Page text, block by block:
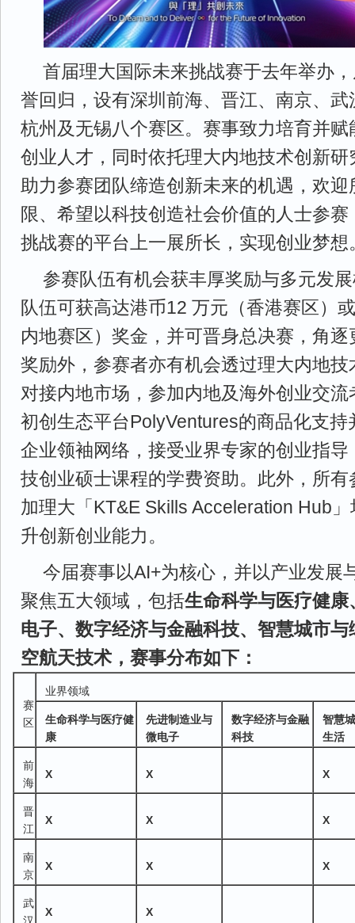
首届理大国际未来挑战赛于去年举办
誉回归，设有深圳前海、晋江、南京、
杭州及无锡八个赛区。赛事致力培育并
创业人才，同时依托理大内地技术创新
助力参赛团队缔造创新未来的机遇，欢
限、希望以科技创造社会价值的人士参
挑战赛的平台上一展所长，实现创业梦想
参赛队伍有机会获丰厚奖励与多元发
队伍可获高达港币12 万元（香港赛区）
内地赛区）奖金，并可晋身总决赛，角
奖励外，参赛者亦有机会透过理大内地
对接内地市场，参加内地及海外创业交
初创生态平台PolyVentures的商品化支
企业领袖网络，接受业界专家的创业指
技创业硕士课程的学费资助。此外，所
加理大「KT&E Skills Acceleration Hub
升创新创业能力。
今届赛事以AI+为核心，并以产业发展
聚焦五大领域，包括生命科学与医疗健
电子、数字经济与金融科技、智慧城市
空航天技术，赛事分布如下：
赛
区
业界领域
生命科学与医疗健
康
先进制造业与
微电子
数字经济与金融
科技
智慧
生活
前
海
X X X
晋
江
X X X
南
京
X X X
武
X X